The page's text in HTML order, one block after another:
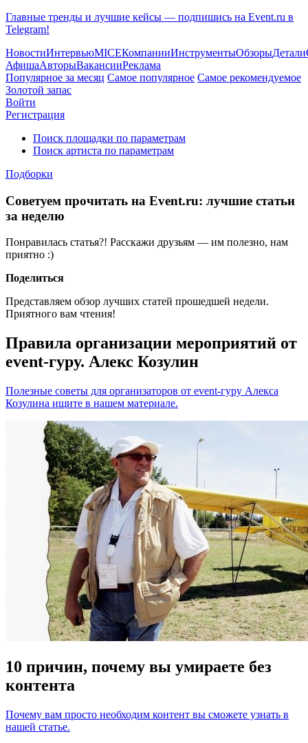
Главные тренды и лучшие кейсы — подпишись на Event.ru в
Telegram!
НовостиИнтервьюMICEКомпанииИнструментыОбзорыДетали
АфишаАвторыВакансииРеклама
Популярное за месяц Самое популярное Самое рекомендуемое
Золотой запас
Войти
Регистрация
Поиск площадки по параметрам
Поиск артиста по параметрам
Подборки
Советуем прочитать на Event.ru: лучшие статьи
за неделю
Понравилась статья?! Расскажи друзьям — им полезно, нам
приятно :)
Поделиться
Представляем обзор лучших статей прошедшей недели.
Приятного вам чтения!
Правила организации мероприятий от
event-гуру. Алекс Козулин
Полезные советы для организаторов от event-гуру Алекса
Козулина ищите в нашем материале.
10 причин, почему вы умираете без
контента
Почему вам просто необходим контент вы сможете узнать в
нашей статье.